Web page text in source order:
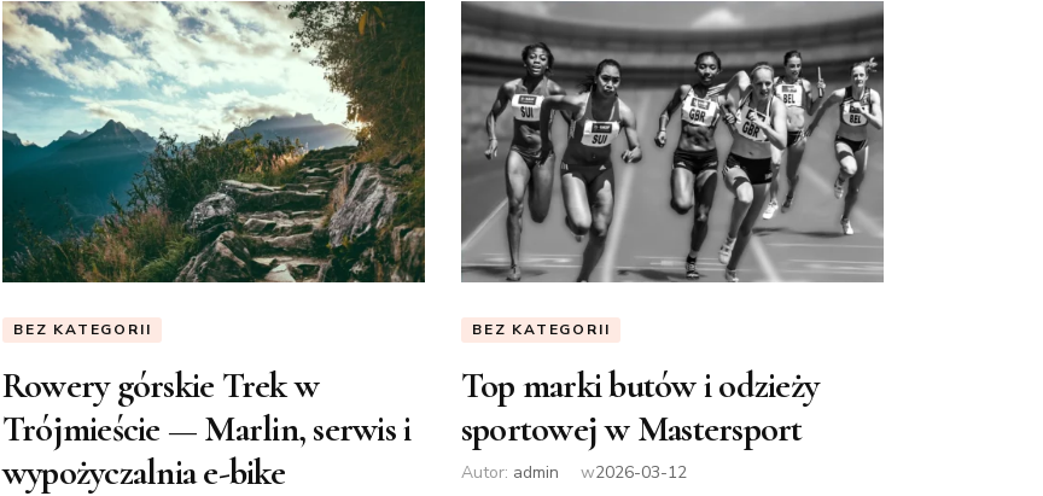
BEZ KATEGORII
Rowery górskie Trek w
Trójmieście — Marlin, serwis i
wypożyczalnia e-bike
BEZ KATEGORII
Top marki butów i odzieży
sportowej w Mastersport
Autor: admin w2026-03-12